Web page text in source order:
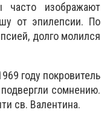
часто изображают
от эпилепсии. По
долго молился
году покровитель
сомнению.
св. Валентина.